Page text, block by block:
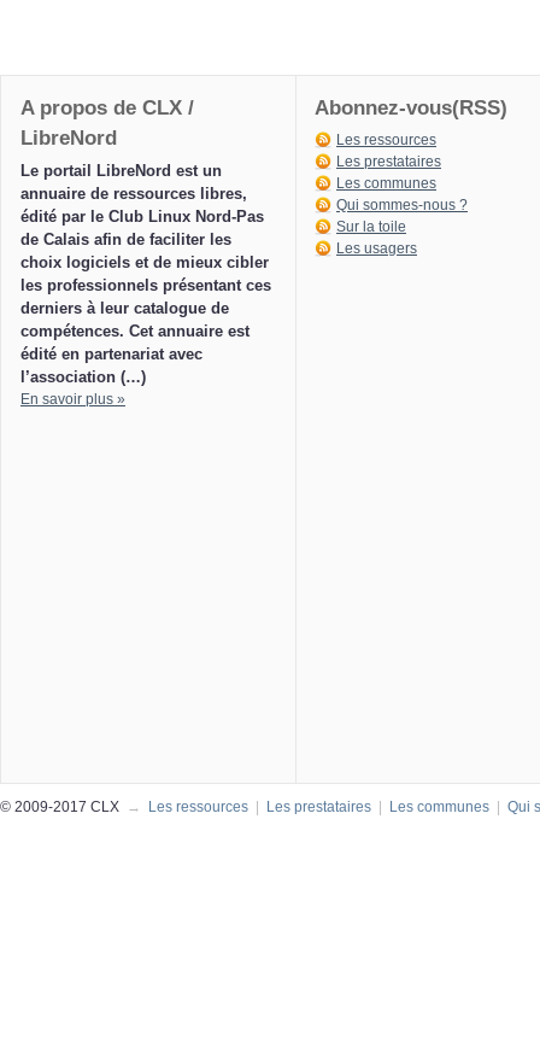
A propos de CLX /
LibreNord
Le portail LibreNord est un
annuaire de ressources libres,
édité par le Club Linux Nord-Pas
de Calais afin de faciliter les
choix logiciels et de mieux cibler
les professionnels présentant ces
derniers à leur catalogue de
compétences. Cet annuaire est
édité en partenariat avec
l’association (…)
En savoir plus »
Abonnez-vous(RSS)
Les ressources
Les prestataires
Les communes
Qui sommes-nous ?
Sur la toile
Les usagers
© 2009-2017 CLX → Les ressources Les prestataires Les communes Qui